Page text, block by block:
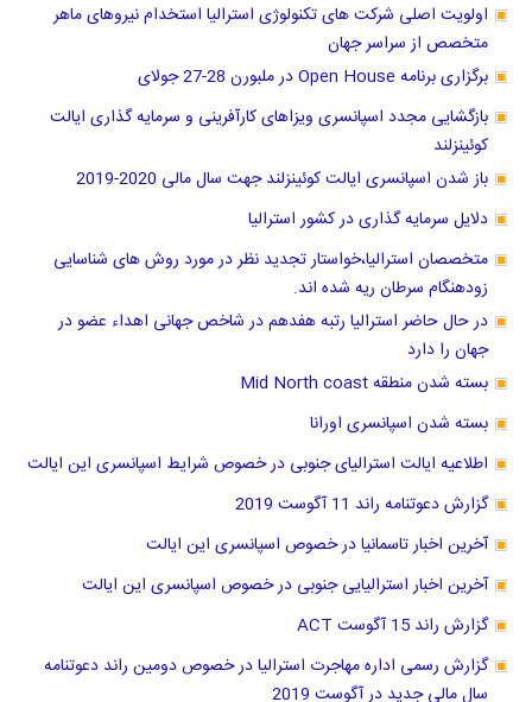
اولویت اصلی شرکت های تکنولوژی استرالیا استخدام نیروهای ماهر
متخصص از سراسر جهان
برگزاری برنامه Open House در ملبورن 28-27 جولای
بازگشایی مجدد اسپانسری ویزاهای کارآفرینی و سرمایه گذاری ایالت
کوئینزلند
باز شدن اسپانسری ایالت کوئینزلند جهت سال مالی 2020-2019
دلایل سرمایه گذاری در کشور استرالیا
متخصصان استرالیا،خواستار تجدید نظر در مورد روش های شناسایی
زودهنگام سرطان ریه شده اند.
در حال حاضر استرالیا رتبه هفدهم در شاخص جهانی اهداء عضو در
جهان را دارد
بسته شدن منطقه Mid North coast
بسته شدن اسپانسری اورانا
اطلاعیه ایالت استرالیای جنوبی در خصوص شرایط اسپانسری این ایالت
گزارش دعوتنامه راند 11 آگوست 2019
آخرین اخبار تاسمانیا در خصوص اسپانسری این ایالت
آخرین اخبار استرالیایی جنوبی در خصوص اسپانسری این ایالت
گزارش راند 15 آگوست ACT
گزارش رسمی اداره مهاجرت استرالیا در خصوص دومین راند دعوتنامه
سال مالی جدید در آگوست 2019